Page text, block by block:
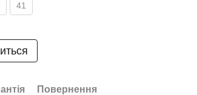
41
Повернення